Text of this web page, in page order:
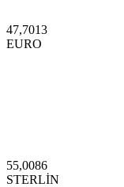
47,7013
EURO
55,0086
STERLİN